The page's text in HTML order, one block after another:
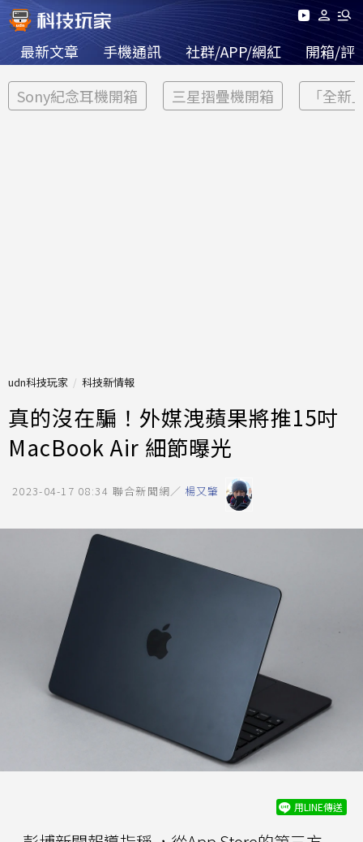
最新文章 手機通訊 社群/APP/網紅 開箱/評
Sony紀念耳機開箱 三星摺疊機開箱 「全新
udn科技玩家 科技新情報
真的沒在騙！外媒洩蘋果將推15吋
MacBook Air 細節曝光
2023-04-17 08:34 聯合新聞網／ 楊又肇
用LINE傳送